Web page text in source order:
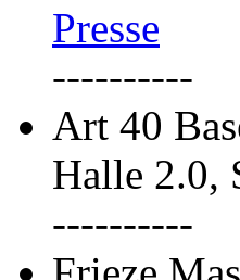
Presse
----------
Art 40
Halle 2.0,
----------